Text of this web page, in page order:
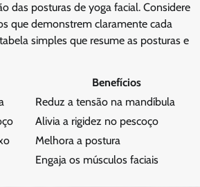
das posturas de yoga facial. Considere
que demonstrem claramente cada
simples que resume as posturas e
Benefícios
Reduz a tensão na mandíbula
Alivia a rigidez no pescoço
Melhora a postura
Engaja os músculos faciais